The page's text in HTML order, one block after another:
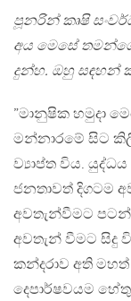
පූනරින් කෘෂි
අය මෙසේ
දුන්හ. ඔහු සඳහන්
”මානුෂික හමුදා
මන්නාරමේ සිට
ව්‍යාප්ත විය.
ජනතාවත් දිගටම
අවතැන්වීමට
අවතැන් වීමට සිදු
කන්දරාව අති
දෙපාර්ෂවයම